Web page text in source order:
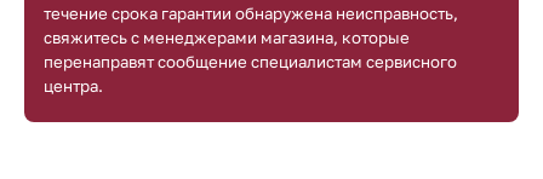
течение срока гарантии обнаружена неисправность,
свяжитесь с менеджерами магазина, которые
перенаправят сообщение специалистам сервисного
центра.